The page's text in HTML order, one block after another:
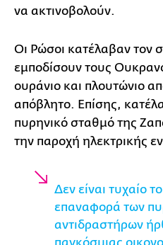
να ακτινοβολούν.
Οι Ρώσοι κατέλαβαν τον
εμποδίσουν τους
ουράνιο και πλουτώνιο
απόβλητο. Επίσης,
πυρηνικό σταθμό της
την παροχή ηλεκτρικής
Δεν είναι τυχαίο
επαναφορά των
αντιδραστήρων